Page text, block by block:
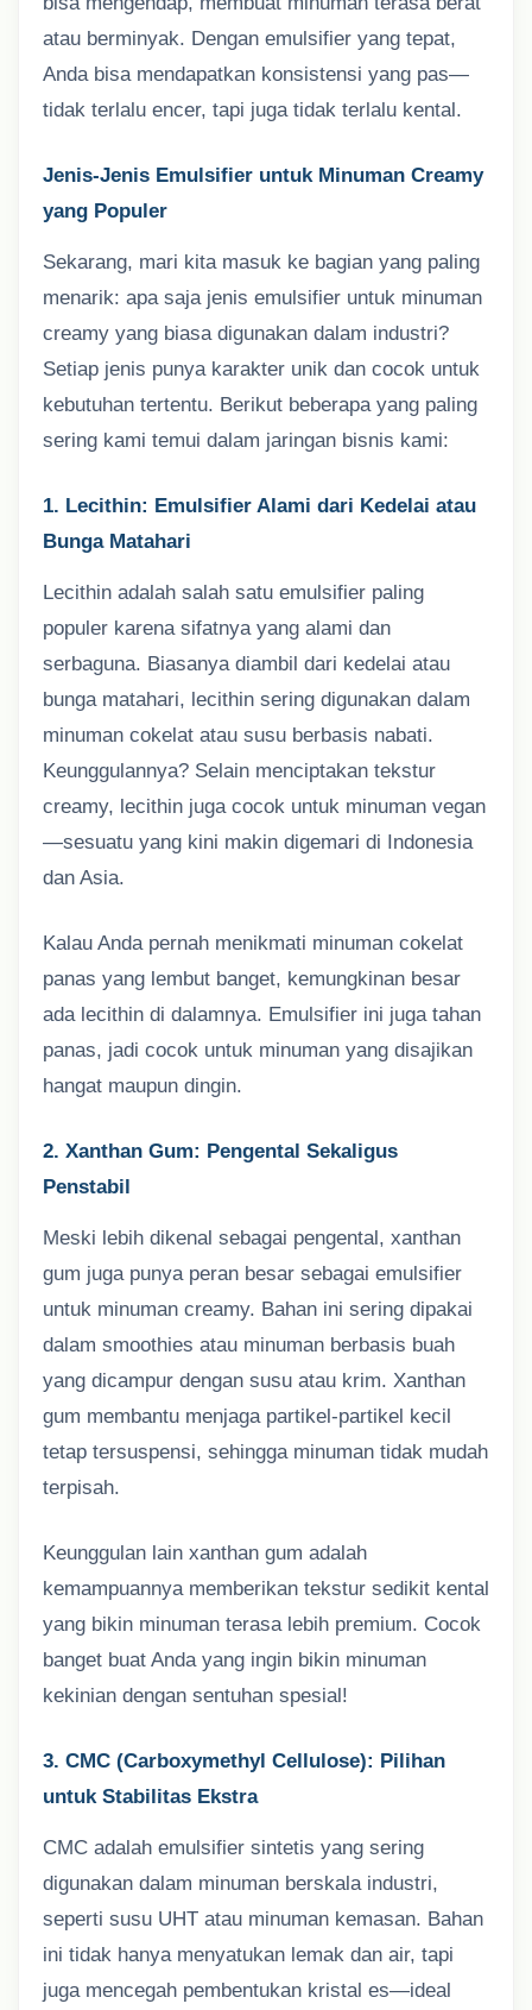
atau berminyak. Dengan emulsifier yang tepat,
Anda bisa mendapatkan konsistensi yang pas—
tidak terlalu encer, tapi juga tidak terlalu kental.
Jenis-Jenis Emulsifier untuk Minuman Creamy
yang Populer
Sekarang, mari kita masuk ke bagian yang paling
menarik: apa saja jenis emulsifier untuk minuman
creamy yang biasa digunakan dalam industri?
Setiap jenis punya karakter unik dan cocok untuk
kebutuhan tertentu. Berikut beberapa yang paling
sering kami temui dalam jaringan bisnis kami:
1. Lecithin: Emulsifier Alami dari Kedelai atau
Bunga Matahari
Lecithin adalah salah satu emulsifier paling
populer karena sifatnya yang alami dan
serbaguna. Biasanya diambil dari kedelai atau
bunga matahari, lecithin sering digunakan dalam
minuman cokelat atau susu berbasis nabati.
Keunggulannya? Selain menciptakan tekstur
creamy, lecithin juga cocok untuk minuman vegan
—sesuatu yang kini makin digemari di Indonesia
dan Asia.
Kalau Anda pernah menikmati minuman cokelat
panas yang lembut banget, kemungkinan besar
ada lecithin di dalamnya. Emulsifier ini juga tahan
panas, jadi cocok untuk minuman yang disajikan
hangat maupun dingin.
2. Xanthan Gum: Pengental Sekaligus
Penstabil
Meski lebih dikenal sebagai pengental, xanthan
gum juga punya peran besar sebagai emulsifier
untuk minuman creamy. Bahan ini sering dipakai
dalam smoothies atau minuman berbasis buah
yang dicampur dengan susu atau krim. Xanthan
gum membantu menjaga partikel-partikel kecil
tetap tersuspensi, sehingga minuman tidak mudah
terpisah.
Keunggulan lain xanthan gum adalah
kemampuannya memberikan tekstur sedikit kental
yang bikin minuman terasa lebih premium. Cocok
banget buat Anda yang ingin bikin minuman
kekinian dengan sentuhan spesial!
3. CMC (Carboxymethyl Cellulose): Pilihan
untuk Stabilitas Ekstra
CMC adalah emulsifier sintetis yang sering
digunakan dalam minuman berskala industri,
seperti susu UHT atau minuman kemasan. Bahan
ini tidak hanya menyatukan lemak dan air, tapi
juga mencegah pembentukan kristal es—ideal